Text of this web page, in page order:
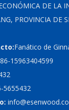
DE LA
PROVINCIA DE
Fanático de
15963404599
5655432